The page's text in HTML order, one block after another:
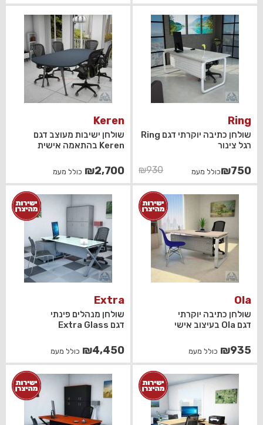
Ring
שולחן כתיבה יוקרתי דגם Ring
רגל צינור
₪930
המחיר
המקורי
היה:
₪930.
₪750
המחיר
הנוכחי
הוא:
₪750.
כולל מעמ
Keren
שולחן ישיבות מעוצב דגם
Keren בהתאמה אישית
₪2,700 כולל מעמ
Ola
שולחן כתיבה יוקרתי
דגם Ola בעיצוב אישי
₪935 כולל מעמ
Extra
שולחן מנהלים פינתי
דגם Extra Glass
₪4,450 כולל מעמ